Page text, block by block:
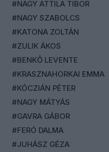
#NAGY ATTILA TIBOR
#NAGY SZABOLCS
#KATONA ZOLTÁN
#ZULIK ÁKOS
#BENKŐ LEVENTE
#KRASZNAHORKAI EMMA
#KÓCZIÁN PÉTER
#NAGY MÁTYÁS
#GAVRA GÁBOR
#FERÓ DALMA
#JUHÁSZ GÉZA